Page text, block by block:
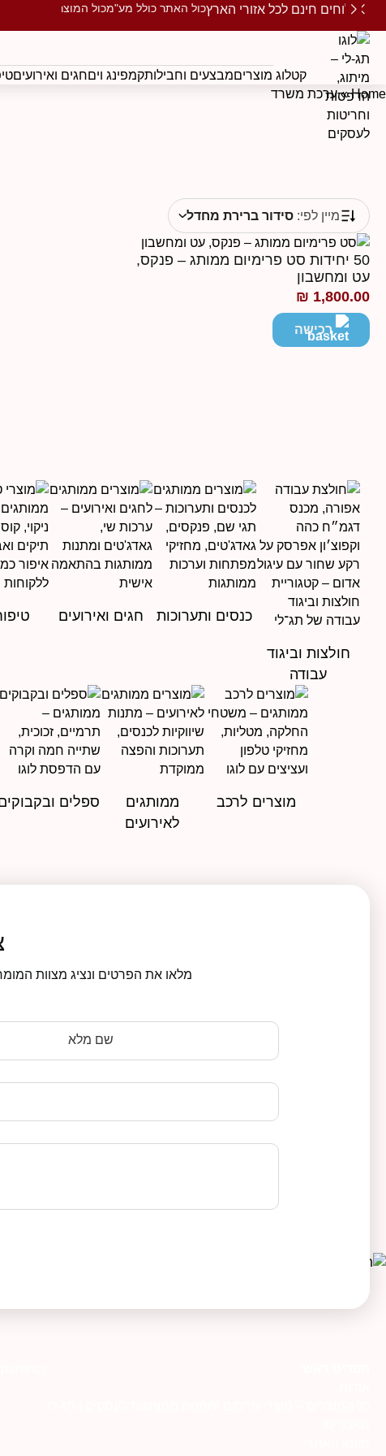
משלוחים חינם לכל אזורי הארץכול האתר כולל מע"מכול המוצרים
קטלוג מוצריםמבצעים וחבילותקמפינג ויםחגים ואירועים
Home
»ערכת משרד
מיין לפי: סידור ברירת מחדל
50 יחידות סט פרימיום ממותג – פנקס,
עט ומחשבון
₪ 1,800.00
רכישה
חולצות וביגוד
עבודה
כנסים ותערוכות חגים ואירועים
מוצרים לרכב
ממותגים
לאירועים
ספלים
מלאו את הפרטים ונציג מצוות
שם מלא